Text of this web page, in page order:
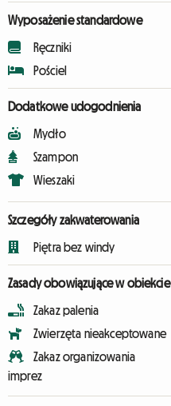
Wyposażenie standardowe
Ręczniki
Pościel
Dodatkowe udogodnienia
Mydło
Szampon
Wieszaki
Szczegóły zakwaterowania
Piętra bez windy
Zasady obowiązujące w obiekcie
Zakaz palenia
Zwierzęta nieakceptowane
Zakaz organizowania
imprez